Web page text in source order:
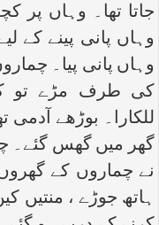
جاتا تھا۔ وہاں پر
وہاں پانی پینے کے
وہاں پانی پیا۔
کی طرف مڑے تو
للکارا۔ بوڑھے آدمی
گھر میں گھس گئے۔
نے چماروں کے
ہاتھ جوڑے ، منتیں